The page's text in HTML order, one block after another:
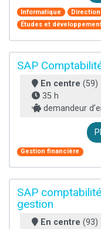
Informatique
Études et
SAP
En centre (59)
35 h
demandeur
Gestion financière
SAP
gestion
En centre (93)